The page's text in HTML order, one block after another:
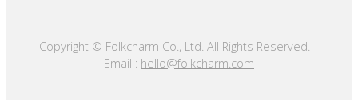
Copyright © Folkcharm Co., Ltd. All Rights Reserved. |
Email : hello@folkcharm.com